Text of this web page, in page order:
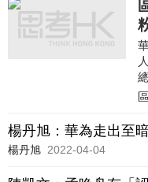
楊丹旭：華為走出至
楊丹旭 2022-04-04